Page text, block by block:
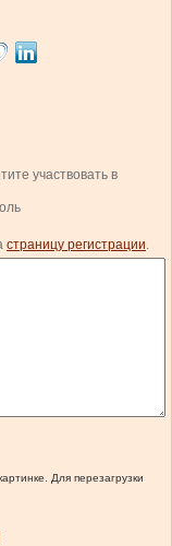
участвовать в
страницу регистрации.
Для перезагрузки